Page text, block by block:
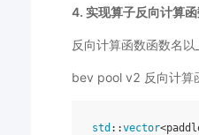
4. 实现算子反向计算
反向计算函数函数名
bev pool v2 反向计算
std ::vector<